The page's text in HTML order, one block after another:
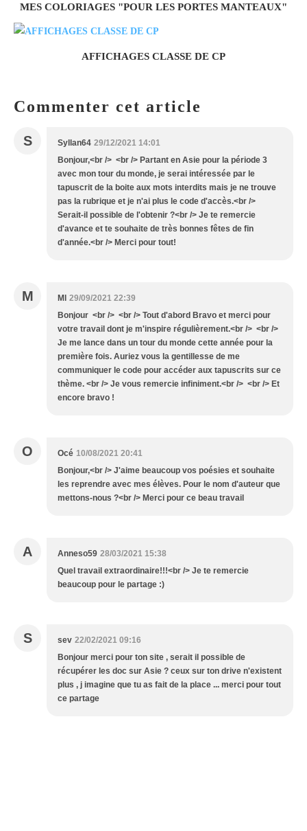
MES COLORIAGES "POUR LES PORTES MANTEAUX"
AFFICHAGES CLASSE DE CP
Commenter cet article
S Syllan64 29/12/2021 14:01
Bonjour,<br /> <br /> Partant en Asie pour la période 3
avec mon tour du monde, je serai intéressée par le
tapuscrit de la boite aux mots interdits mais je ne trouve
pas la rubrique et je n'ai plus le code d'accès.<br />
Serait-il possible de l'obtenir ?<br /> Je te remercie
d'avance et te souhaite de très bonnes fêtes de fin
d'année.<br /> Merci pour tout!
M Ml 29/09/2021 22:39
Bonjour <br /> <br /> Tout d'abord Bravo et merci pour
votre travail dont je m'inspire régulièrement.<br /> <br />
Je me lance dans un tour du monde cette année pour la
première fois. Auriez vous la gentillesse de me
communiquer le code pour accéder aux tapuscrits sur ce
thème. <br /> Je vous remercie infiniment.<br /> <br /> Et
encore bravo !
O Océ 10/08/2021 20:41
Bonjour,<br /> J'aime beaucoup vos poésies et souhaite
les reprendre avec mes élèves. Pour le nom d'auteur que
mettons-nous ?<br /> Merci pour ce beau travail
A Anneso59 28/03/2021 15:38
Quel travail extraordinaire!!!<br /> Je te remercie
beaucoup pour le partage :)
S sev 22/02/2021 09:16
Bonjour merci pour ton site , serait il possible de
récupérer les doc sur Asie ? ceux sur ton drive n'existent
plus , j imagine que tu as fait de la place ... merci pour tout
ce partage